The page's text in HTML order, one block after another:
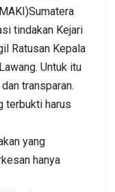
tindakan Kejari
Ratusan Kepala
Untuk itu
transparan.
terbukti harus
yang
hanya